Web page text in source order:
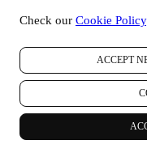
Check our Cookie Policy
ACCEPT
notre part, vous ferez
consommateurs du
conjointement, par Le
siège social est situé à
représentant désigné
B62153630, dont les
08007 Barcelone,
pourvoit (a) à Le Creuset
marketing globale et de